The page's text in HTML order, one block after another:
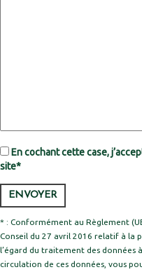
En cochant cette case,
site*
* : Conformément au Règlement
Conseil du 27 avril 2016 relatif à la
l’égard du traitement des données
circulation de ces données, vous